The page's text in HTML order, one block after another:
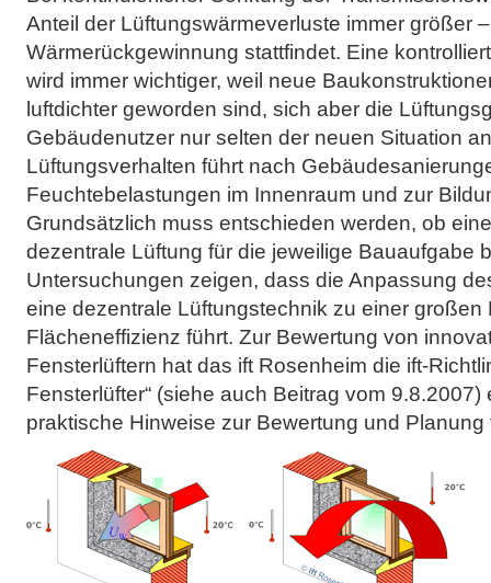
Anteil der Lüftungswärmeverluste immer größer
Wärmerückgewinnung stattfindet. Eine
wird immer wichtiger, weil neue
luftdichter geworden sind, sich aber die
Gebäudenutzer nur selten der neuen Situation
Lüftungsverhalten führt nach
Feuchtebelastungen im Innenraum und zur
Grundsätzlich muss entschieden werden, ob
dezentrale Lüftung für die jeweilige Bauaufgabe
Untersuchungen zeigen, dass die Anpassung
eine dezentrale Lüftungstechnik zu einer
Flächeneffizienz führt. Zur Bewertung von
Fensterlüftern hat das ift Rosenheim die ift-
Fensterlüfter“ (siehe auch Beitrag vom
praktische Hinweise zur Bewertung und Planung